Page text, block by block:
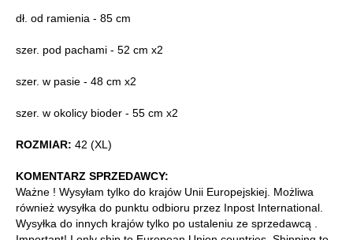
dł. od ramienia - 85 cm
szer. pod pachami - 52 cm x2
szer. w pasie - 48 cm x2
szer. w okolicy bioder - 55 cm x2
ROZMIAR: 42 (XL)
KOMENTARZ SPRZEDAWCY:
Ważne ! Wysyłam tylko do krajów Unii Europejskiej. Możliwa
również wysyłka do punktu odbioru przez Inpost International.
Wysyłka do innych krajów tylko po ustaleniu ze sprzedawcą .